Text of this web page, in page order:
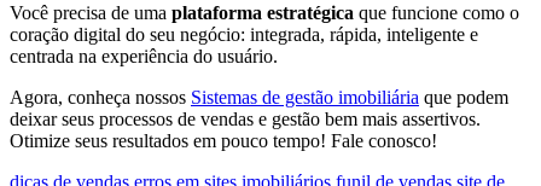
Você precisa de uma plataforma estratégica que funcione como o
coração digital do seu negócio: integrada, rápida, inteligente e
centrada na experiência do usuário.
Agora, conheça nossos Sistemas de gestão imobiliária que podem
deixar seus processos de vendas e gestão bem mais assertivos.
Otimize seus resultados em pouco tempo! Fale conosco!
dicas de vendas erros em sites imobiliários funil de vendas site de